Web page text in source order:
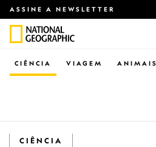
ASSINE A NEWSLETTER
CIÊNCIA VIAGEM ANIMAIS
CIÊNCIA